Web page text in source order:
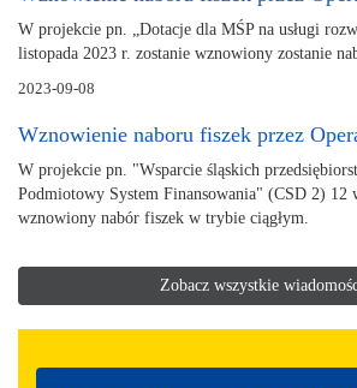
W projekcie pn. „Dotacje dla MŚP na usługi
listopada 2023 r. zostanie wznowiony zostanie
2023-09-08
Wznowienie naboru fiszek przez
W projekcie pn. "Wsparcie śląskich
Podmiotowy System Finansowania" (CSD 2) 12
wznowiony nabór fiszek w trybie ciągłym.
Zobacz wszystkie